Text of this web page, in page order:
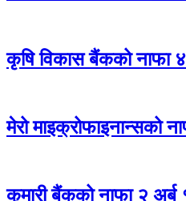
कृषि विकास बैंकको नाफा
मेरो माइक्रोफाइनान्सको
कुमारी बैंकको नाफा २